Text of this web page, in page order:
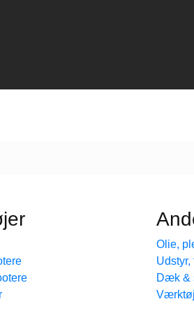
Olie,
Dæk &
Værktøj